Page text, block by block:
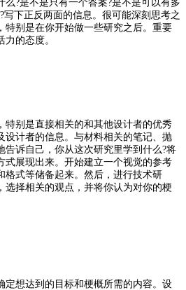
?是不是只有一个答案?是不是可以有多
写下正反两面的信息。很可能深刻思考之
特别是在你开始做一些研究之后。重要
的态度。
特别是直接相关的和其他设计者的优秀
设计者的信息。与材料相关的笔记、抛
告诉自己，你从这次研究里学到什么?将
式展现出来。开始建立一个视觉的参考
格式等储备起来。然后，进行技术研
选择相关的观点，并将你认为对你的梗
定想达到的目标和梗概所需的内容。设